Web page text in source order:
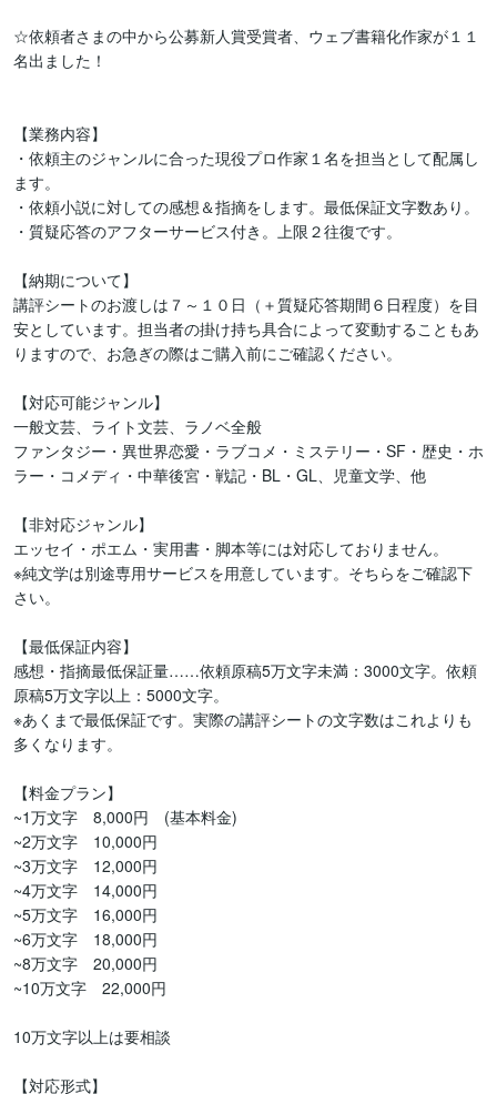
☆依頼者さまの中から公募新人賞受賞者、ウェブ書籍化作家が１１
名出ました！
【業務内容】
・依頼主のジャンルに合った現役プロ作家１名を担当として配属し
ます。
・依頼小説に対しての感想＆指摘をします。最低保証文字数あり。
・質疑応答のアフターサービス付き。上限２往復です。
【納期について】
講評シートのお渡しは７～１０日（＋質疑応答期間６日程度）を目
安としています。担当者の掛け持ち具合によって変動することもあ
りますので、お急ぎの際はご購入前にご確認ください。
【対応可能ジャンル】
一般文芸、ライト文芸、ラノベ全般
ファンタジー・異世界恋愛・ラブコメ・ミステリー・SF・歴史・ホ
ラー・コメディ・中華後宮・戦記・BL・GL、児童文学、他
【非対応ジャンル】
エッセイ・ポエム・実用書・脚本等には対応しておりません。
※純文学は別途専用サービスを用意しています。そちらをご確認下
さい。
【最低保証内容】
感想・指摘最低保証量……依頼原稿5万文字未満：3000文字。依頼
原稿5万文字以上：5000文字。
※あくまで最低保証です。実際の講評シートの文字数はこれよりも
多くなります。
【料金プラン】
~1万文字　8,000円　(基本料金)
~2万文字　10,000円
~3万文字　12,000円
~4万文字　14,000円
~5万文字　16,000円
~6万文字　18,000円
~8万文字　20,000円
~10万文字　22,000円
10万文字以上は要相談
【対応形式】